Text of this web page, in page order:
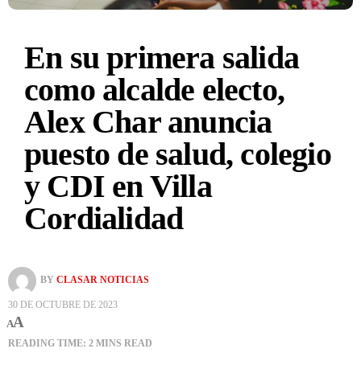
En su primera salida
como alcalde electo,
Alex Char anuncia
puesto de salud, colegio
y CDI en Villa
Cordialidad
BY CLASAR NOTICIAS
30 DE OCTUBRE DE 2023
AA
READING TIME: 2 MINS READ